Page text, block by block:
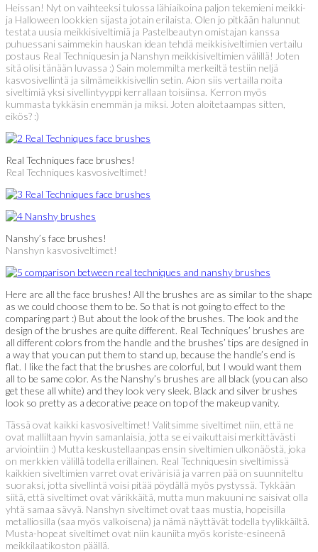
Heissan! Nyt on vaihteeksi tulossa lähiaikoina paljon tekemieni meikki-
ja Halloween lookkien sijasta jotain erilaista. Olen jo pitkään halunnut
testata uusia meikkisiveltimiä ja Pastelbeautyn omistajan kanssa
puhuessani saimmekin hauskan idean tehdä meikkisiveltimien vertailu
postaus Real Techniquesin ja Nanshyn meikkisiveltimien välillä! Joten
sitä olisi tänään luvassa :) Sain molemmilta merkeiltä testiin neljä
kasvosivellintä ja silmämeikkisivellin setin. Aion siis vertailla noita
siveltimiä yksi sivellintyyppi kerrallaan toisiinsa. Kerron myös
kummasta tykkäsin enemmän ja miksi. Joten aloitetaampas sitten,
eikös? :)
Real Techniques face brushes!
Real Techniques kasvosiveltimet!
Nanshy’s face brushes!
Nanshyn kasvosiveltimet!
Here are all the face brushes! All the brushes are as similar to the shape
as we could choose them to be. So that is not going to effect to the
comparing part :) But about the look of the brushes. The look and the
design of the brushes are quite different. Real Techniques’ brushes are
all different colors from the handle and the brushes’ tips are designed in
a way that you can put them to stand up, because the handle’s end is
flat. I like the fact that the brushes are colorful, but I would want them
all to be same color. As the Nanshy’s brushes are all black (you can also
get these all white) and they look very sleek. Black and silver brushes
look so pretty as a decorative peace on top of the makeup vanity.
Tässä ovat kaikki kasvosiveltimet! Valitsimme siveltimet niin, että ne
ovat malliltaan hyvin samanlaisia, jotta se ei vaikuttaisi merkittävästi
arviointiin :) Mutta keskustellaanpas ensin siveltimien ulkonäöstä, joka
on merkkien välillä todella erillainen. Real Techniquesin siveltimissä
kaikkien siveltimien varret ovat erivärisiä ja varren pää on suunniteltu
suoraksi, jotta sivellintä voisi pitää pöydällä myös pystyssä. Tykkään
siitä, että siveltimet ovat värikkäitä, mutta mun makuuni ne saisivat olla
yhtä samaa sävyä. Nanshyn siveltimet ovat taas mustia, hopeisilla
metalliosilla (saa myös valkoisena) ja nämä näyttävät todella tyylikkäiltä.
Musta-hopeat siveltimet ovat niin kauniita myös koriste-esineenä
meikkilaatikoston päällä.